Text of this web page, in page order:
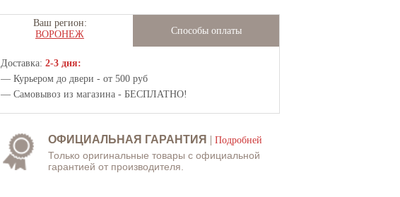
Ваш регион:
ВОРОНЕЖ
Способы оплаты
Доставка: 2-3 дня:
— Курьером до двери - от 500 руб
— Самовывоз из магазина - БЕСПЛАТНО!
ОФИЦИАЛЬНАЯ ГАРАНТИЯ | Подробней
Только оригинальные товары с официальной
гарантией от производителя.